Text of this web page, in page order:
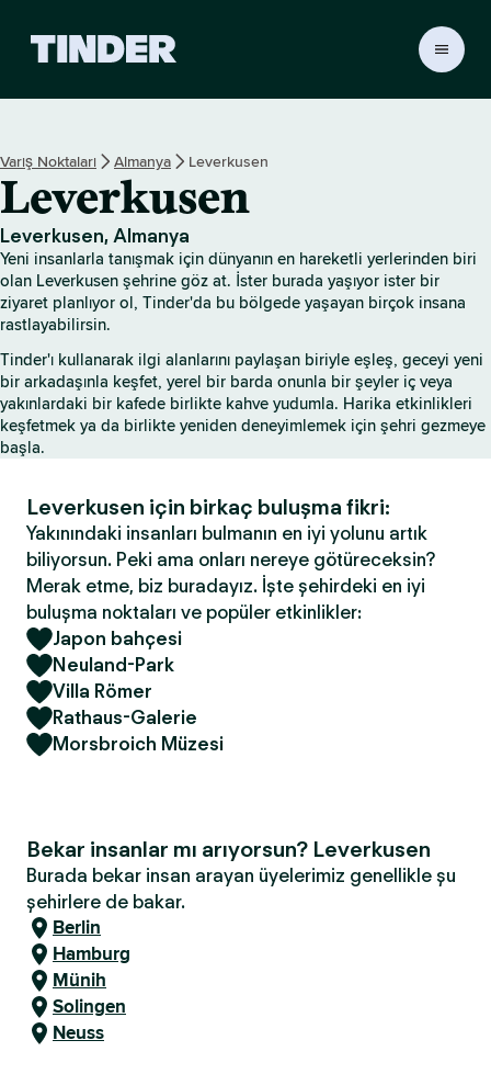
r
A
n
a
S
a
y
Varış Noktaları Almanya Leverkusen
Leverkusen
Leverkusen, Almanya
Yeni insanlarla tanışmak için dünyanın en hareketli yerlerinden biri
olan Leverkusen şehrine göz at. İster burada yaşıyor ister bir
ziyaret planlıyor ol, Tinder'da bu bölgede yaşayan birçok insana
rastlayabilirsin.
Tinder'ı kullanarak ilgi alanlarını paylaşan biriyle eşleş, geceyi yeni
bir arkadaşınla keşfet, yerel bir barda onunla bir şeyler iç veya
yakınlardaki bir kafede birlikte kahve yudumla. Harika etkinlikleri
keşfetmek ya da birlikte yeniden deneyimlemek için şehri gezmeye
başla.
Leverkusen için birkaç buluşma fikri:
Yakınındaki insanları bulmanın en iyi yolunu artık
biliyorsun. Peki ama onları nereye götüreceksin?
Merak etme, biz buradayız. İşte şehirdeki en iyi
buluşma noktaları ve popüler etkinlikler:
Japon bahçesi
Neuland-Park
Villa Römer
Rathaus-Galerie
Morsbroich Müzesi
Bekar insanlar mı arıyorsun? Leverkusen
Burada bekar insan arayan üyelerimiz genellikle şu
şehirlere de bakar.
Berlin
Hamburg
Münih
Solingen
Neuss